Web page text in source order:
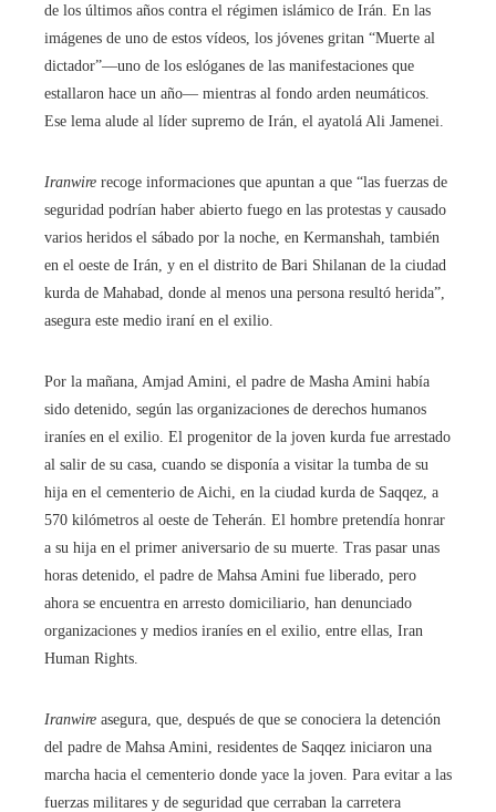
de los últimos años contra el régimen islámico de Irán. En las
imágenes de uno de estos vídeos, los jóvenes gritan “Muerte al
dictador”—uno de los eslóganes de las manifestaciones que
estallaron hace un año— mientras al fondo arden neumáticos.
Ese lema alude al líder supremo de Irán, el ayatolá Ali Jamenei.
Iranwire recoge informaciones que apuntan a que “las fuerzas de
seguridad podrían haber abierto fuego en las protestas y causado
varios heridos el sábado por la noche, en Kermanshah, también
en el oeste de Irán, y en el distrito de Bari Shilanan de la ciudad
kurda de Mahabad, donde al menos una persona resultó herida”,
asegura este medio iraní en el exilio.
Por la mañana, Amjad Amini, el padre de Masha Amini había
sido detenido, según las organizaciones de derechos humanos
iraníes en el exilio. El progenitor de la joven kurda fue arrestado
al salir de su casa, cuando se disponía a visitar la tumba de su
hija en el cementerio de Aichi, en la ciudad kurda de Saqqez, a
570 kilómetros al oeste de Teherán. El hombre pretendía honrar
a su hija en el primer aniversario de su muerte. Tras pasar unas
horas detenido, el padre de Mahsa Amini fue liberado, pero
ahora se encuentra en arresto domiciliario, han denunciado
organizaciones y medios iraníes en el exilio, entre ellas, Iran
Human Rights.
Iranwire asegura, que, después de que se conociera la detención
del padre de Mahsa Amini, residentes de Saqqez iniciaron una
marcha hacia el cementerio donde yace la joven. Para evitar a las
fuerzas militares y de seguridad que cerraban la carretera